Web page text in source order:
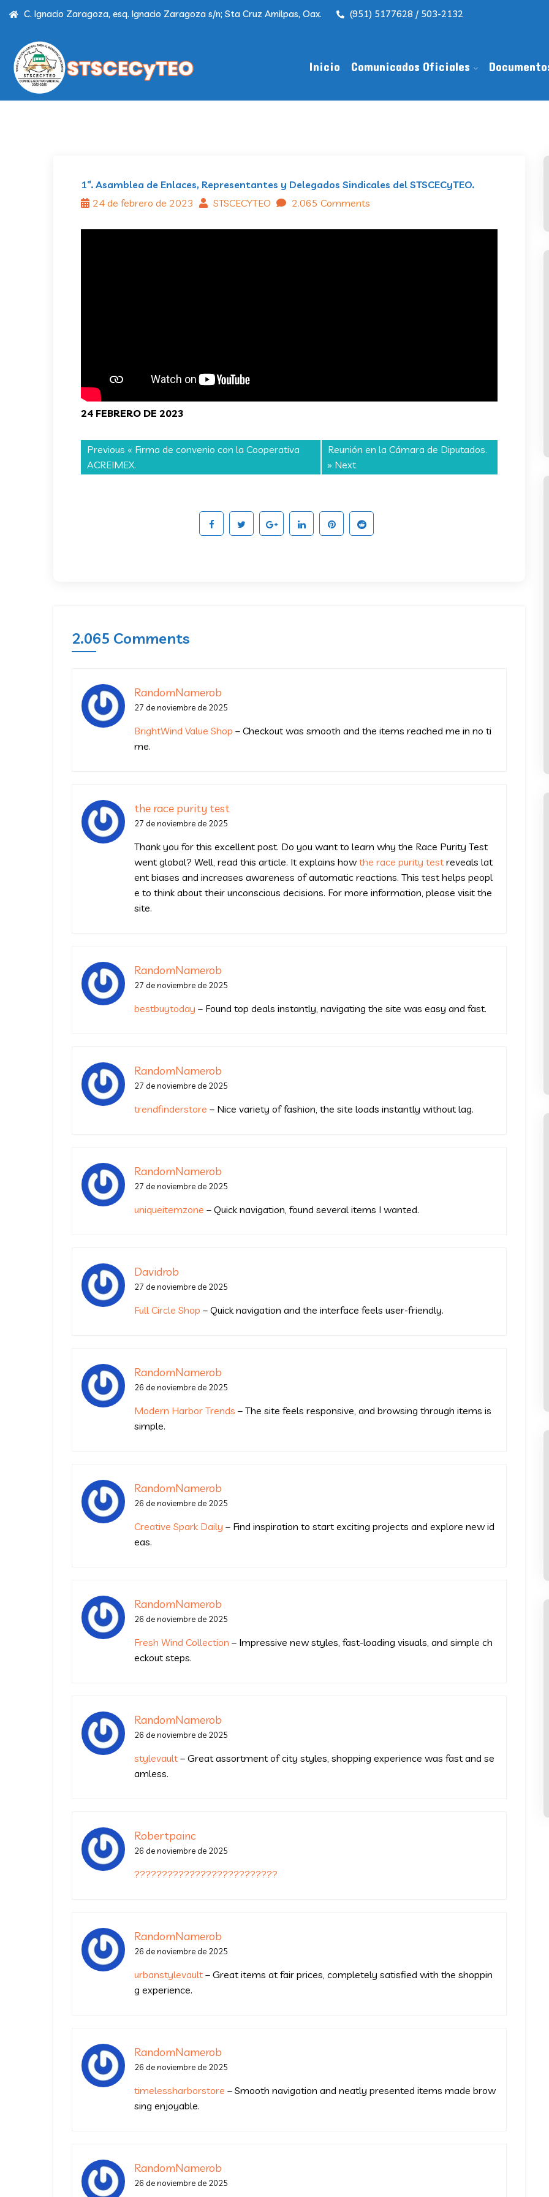
C. Ignacio Zaragoza, esq. Ignacio Zaragoza s/n; Sta Cruz Amilpas, Oax. (951) 5177628 / 503-2132
Inicio Comunicados Oficiales
1ª. Asamblea de Enlaces, Representantes y Delegados Sindicales del STSCECyTEO.
24 de febrero de 2023
STSCECYTEO 2.065 Comments
24 FEBRERO DE 2023
Previous « Firma de convenio con la Cooperativa
ACREIMEX.
Reunión en la Cámara de Diputados.
» Next
2.065 Comments
RandomNamerob
27 de noviembre de 2025
BrightWind Value Shop – Checkout was smooth and the items reached me in no ti
me.
the race purity test
27 de noviembre de 2025
Thank you for this excellent post. Do you want to learn why the Race Purity Test
went global? Well, read this article. It explains howthe race purity testreveals lat
ent biases and increases awareness of automatic reactions. This test helps peopl
e to think about their unconscious decisions. For more information, please visit the
site.
RandomNamerob
27 de noviembre de 2025
bestbuytoday – Found top deals instantly, navigating the site was easy and fast.
RandomNamerob
27 de noviembre de 2025
trendfinderstore – Nice variety of fashion, the site loads instantly without lag.
RandomNamerob
27 de noviembre de 2025
uniqueitemzone – Quick navigation, found several items I wanted.
Davidrob
27 de noviembre de 2025
Full Circle Shop – Quick navigation and the interface feels user-friendly.
RandomNamerob
26 de noviembre de 2025
Modern Harbor Trends – The site feels responsive, and browsing through items is
simple.
RandomNamerob
26 de noviembre de 2025
Creative Spark Daily – Find inspiration to start exciting projects and explore new id
eas.
RandomNamerob
26 de noviembre de 2025
Fresh Wind Collection – Impressive new styles, fast-loading visuals, and simple ch
eckout steps.
RandomNamerob
26 de noviembre de 2025
stylevault– Great assortment of city styles, shopping experience was fast and se
amless.
Robertpainc
26 de noviembre de 2025
??????????????????????????
RandomNamerob
26 de noviembre de 2025
urbanstylevault– Great items at fair prices, completely satisfied with the shoppin
g experience.
RandomNamerob
26 de noviembre de 2025
timelessharborstore – Smooth navigation and neatly presented items made brow
sing enjoyable.
RandomNamerob
26 de noviembre de 2025
Olivia Vera Ortega
con su experiencia nos saca adelante,
con su experiencia nos saca adelante,